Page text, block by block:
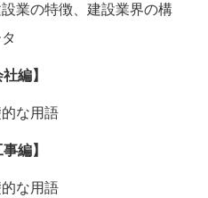
業の特徴、建設業界の構
編】
な用語
編】
な用語